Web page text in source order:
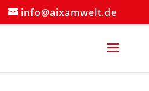
info@aixamwelt.de